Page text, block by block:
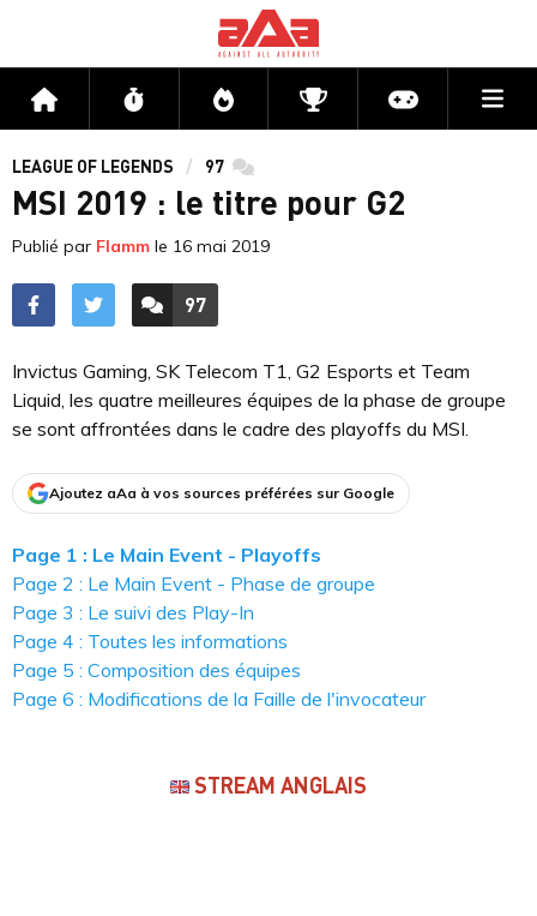
Accueil Flux Directs CompétitionsActu jeux
LEAGUE OF LEGENDS 97 commentaires
MSI 2019 : le titre pour G2
Publié par Flamm le 16 mai 2019
ACCÉDER AUX
97
COMMENTAIRES
Invictus Gaming, SK Telecom T1, G2 Esports et Team
Liquid, les quatre meilleures équipes de la phase de groupe
se sont affrontées dans le cadre des playoffs du MSI.
Ajoutez aAa à vos sources préférées sur Google
Page 1 : Le Main Event - Playoffs
Page 2 : Le Main Event - Phase de groupe
Page 3 : Le suivi des Play-In
Page 4 : Toutes les informations
Page 5 : Composition des équipes
Page 6 : Modifications de la Faille de l'invocateur
STREAM ANGLAIS